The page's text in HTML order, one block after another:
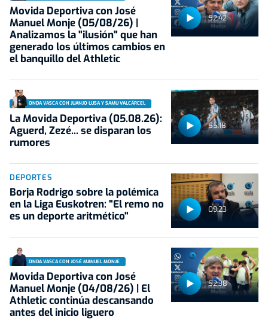
52:42
Movida Deportiva con José
Manuel Monje (05/08/26) |
Analizamos la "ilusión" que han
generado los últimos cambios en
el banquillo del Athletic
55:18
ONDA VASCA CON JUANJO LUSA Y SAMU VALCÁRCEL
La Movida Deportiva (05.08.26):
Aguerd, Zezé... se disparan los
rumores
09:23
DEPORTES
Borja Rodrigo sobre la polémica
en la Liga Euskotren: "El remo no
es un deporte aritmético"
52:38
ONDA VASCA CON JOSÉ MANUEL MONJE
Movida Deportiva con José
Manuel Monje (04/08/26) | El
Athletic continúa descansando
antes del inicio liguero